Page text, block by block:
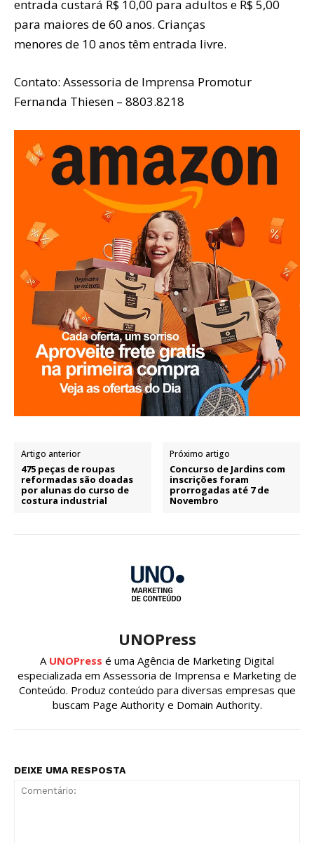
entrada custará R$ 10,00 para adultos e R$ 5,00
para maiores de 60 anos. Crianças
menores de 10 anos têm entrada livre.
Contato: Assessoria de Imprensa Promotur
Fernanda Thiesen – 8803.8218
Artigo anterior
475 peças de roupas
reformadas são doadas
por alunas do curso de
costura industrial
Próximo artigo
Concurso de Jardins com
inscrições foram
prorrogadas até 7 de
Novembro
UNOPress
A UNOPress é uma Agência de Marketing Digital
especializada em Assessoria de Imprensa e Marketing de
Conteúdo. Produz conteúdo para diversas empresas que
buscam Page Authority e Domain Authority.
DEIXE UMA RESPOSTA